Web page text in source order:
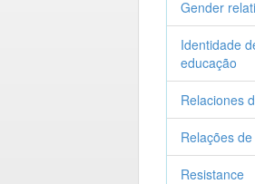
Gender
Identidade
educação
Relaciones
Relações
Resistance